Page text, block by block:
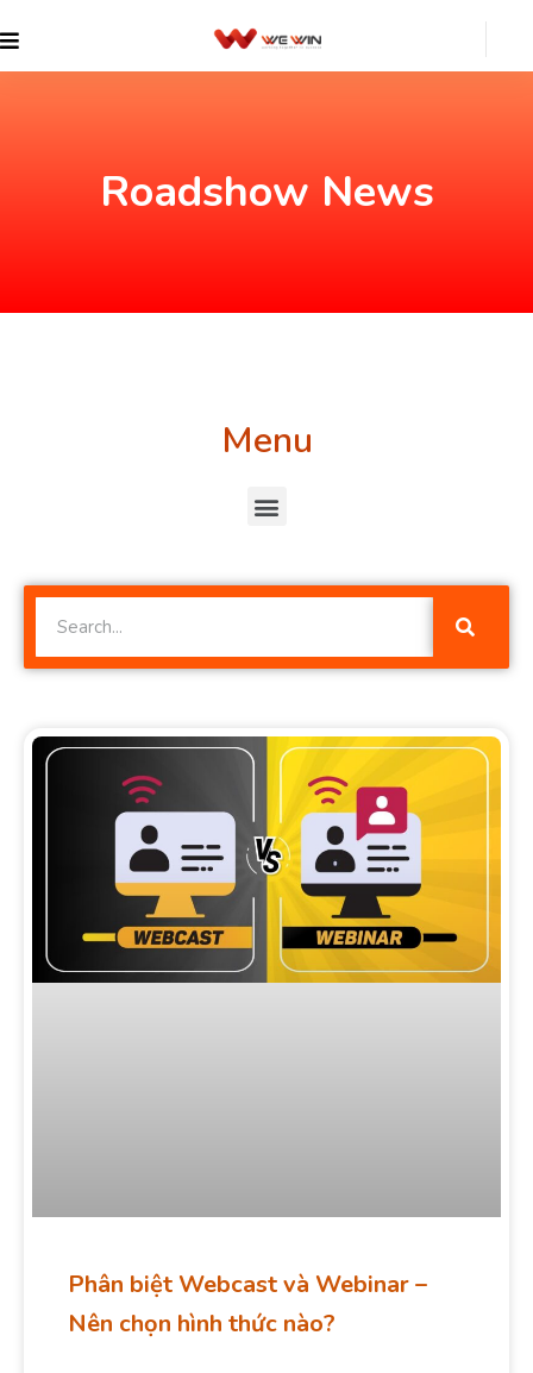
Roadshow News
Menu
Phân biệt Webcast và Webinar –
Nên chọn hình thức nào?